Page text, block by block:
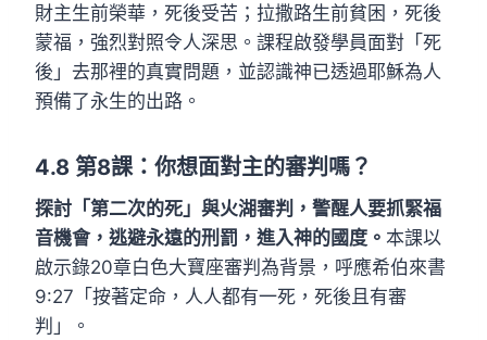
財主生前榮華，死後受苦；拉撒路生前貧困，死後
蒙福，強烈對照令人深思。課程啟發學員面對「死
後」去那裡的真實問題，並認識神已透過耶穌為人
預備了永生的出路。
4.8 第8課：你想面對主的審判嗎？
探討「第二次的死」與火湖審判，警醒人要抓緊福
音機會，逃避永遠的刑罰，進入神的國度。 本課以
啟示錄20章白色大寶座審判為背景，呼應希伯來書
9:27「按著定命，人人都有一死，死後且有審
判」。